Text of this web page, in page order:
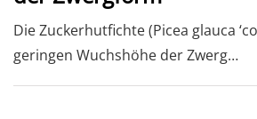
Die Zuckerhutfichte (Picea glauca
geringen Wuchshöhe der Zwerg…